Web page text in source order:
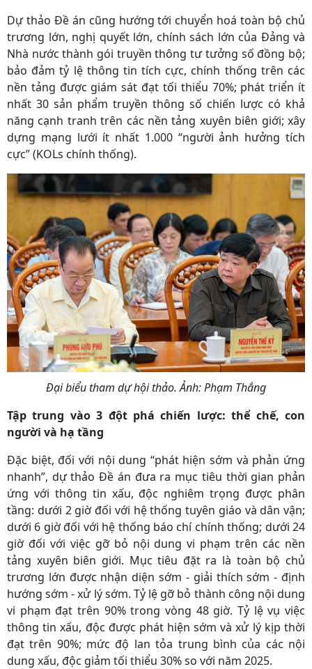
Dự thảo Đề án cũng hướng tới chuyển hoá toàn bộ chủ
trương lớn, nghị quyết lớn, chính sách lớn của Đảng và
Nhà nước thành gói truyền thông tư tưởng số đồng bộ;
bảo đảm tỷ lệ thông tin tích cực, chính thống trên các
nền tảng được giám sát đạt tối thiểu 70%; phát triển ít
nhất 30 sản phẩm truyền thông số chiến lược có khả
năng cạnh tranh trên các nền tảng xuyên biên giới; xây
dựng mạng lưới ít nhất 1.000 “người ảnh hưởng tích
cực” (KOLs chính thống).
Đại biểu tham dự hội thảo. Ảnh: Phạm Thắng
Tập trung vào 3 đột phá chiến lược: thể chế, con
người và hạ tầng
Đặc biệt, đối với nội dung “phát hiện sớm và phản ứng
nhanh”, dự thảo Đề án đưa ra mục tiêu thời gian phản
ứng với thông tin xấu, độc nghiêm trọng được phân
tầng: dưới 2 giờ đối với hệ thống tuyên giáo và dân vận;
dưới 6 giờ đối với hệ thống báo chí chính thống; dưới 24
giờ đối với việc gỡ bỏ nội dung vi phạm trên các nền
tảng xuyên biên giới. Mục tiêu đặt ra là toàn bộ chủ
trương lớn được nhận diện sớm - giải thích sớm - định
hướng sớm - xử lý sớm. Tỷ lệ gỡ bỏ thành công nội dung
vi phạm đạt trên 90% trong vòng 48 giờ. Tỷ lệ vụ việc
thông tin xấu, độc được phát hiện sớm và xử lý kịp thời
đạt trên 90%; mức độ lan tỏa trung bình của các nội
dung xấu, độc giảm tối thiểu 30% so với năm 2025.